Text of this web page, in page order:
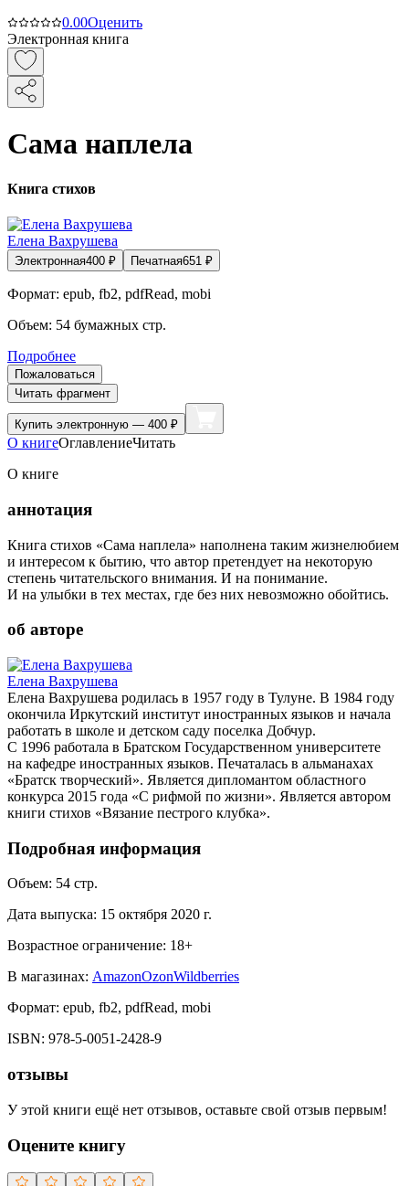
0.00Оценить
Электронная книга
Сама наплела
Книга стихов
Елена Вахрушева
Электронная400 ₽ Печатная651 ₽
Формат: epub, fb2, pdfRead, mobi
Объем: 54 бумажных стр.
Подробнее
Пожаловаться
Читать фрагмент
Купить электронную — 400 ₽
О книгеОглавлениеЧитать
О книге
аннотация
Книга стихов «Сама наплела» наполнена таким жизнелюбием
и интересом к бытию, что автор претендует на некоторую
степень читательского внимания. И на понимание.
И на улыбки в тех местах, где без них невозможно обойтись.
об авторе
Елена Вахрушева
Елена Вахрушева родилась в 1957 году в Тулуне. В 1984 году
окончила Иркутский институт иностранных языков и начала
работать в школе и детском саду поселка Добчур.
С 1996 работала в Братском Государственном университете
на кафедре иностранных языков. Печаталась в альманахах
«Братск творческий». Является дипломантом областного
конкурса 2015 года «С рифмой по жизни». Является автором
книги стихов «Вязание пестрого клубка».
Подробная информация
Объем: 54 стр.
Дата выпуска: 15 октября 2020 г.
Возрастное ограничение: 18+
В магазинах: AmazonOzonWildberries
Формат: epub, fb2, pdfRead, mobi
ISBN: 978-5-0051-2428-9
отзывы
У этой книги ещё нет отзывов, оставьте свой отзыв первым!
Оцените книгу